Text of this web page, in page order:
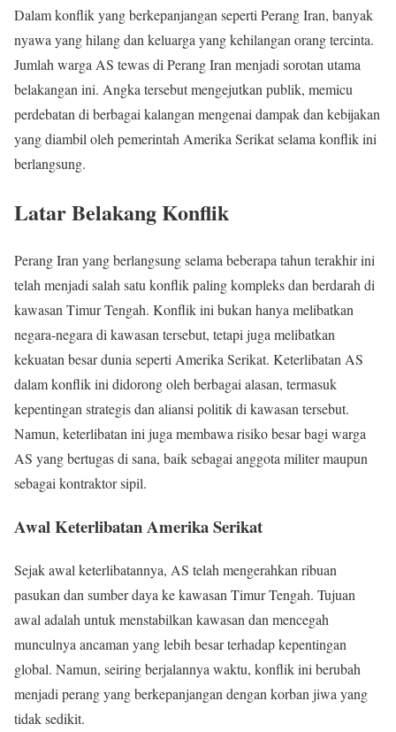
Dalam konflik yang berkepanjangan seperti Perang Iran, banyak
nyawa yang hilang dan keluarga yang kehilangan orang tercinta.
Jumlah warga AS tewas di Perang Iran menjadi sorotan utama
belakangan ini. Angka tersebut mengejutkan publik, memicu
perdebatan di berbagai kalangan mengenai dampak dan kebijakan
yang diambil oleh pemerintah Amerika Serikat selama konflik ini
berlangsung.
Latar Belakang Konflik
Perang Iran yang berlangsung selama beberapa tahun terakhir ini
telah menjadi salah satu konflik paling kompleks dan berdarah di
kawasan Timur Tengah. Konflik ini bukan hanya melibatkan
negara-negara di kawasan tersebut, tetapi juga melibatkan
kekuatan besar dunia seperti Amerika Serikat. Keterlibatan AS
dalam konflik ini didorong oleh berbagai alasan, termasuk
kepentingan strategis dan aliansi politik di kawasan tersebut.
Namun, keterlibatan ini juga membawa risiko besar bagi warga
AS yang bertugas di sana, baik sebagai anggota militer maupun
sebagai kontraktor sipil.
Awal Keterlibatan Amerika Serikat
Sejak awal keterlibatannya, AS telah mengerahkan ribuan
pasukan dan sumber daya ke kawasan Timur Tengah. Tujuan
awal adalah untuk menstabilkan kawasan dan mencegah
munculnya ancaman yang lebih besar terhadap kepentingan
global. Namun, seiring berjalannya waktu, konflik ini berubah
menjadi perang yang berkepanjangan dengan korban jiwa yang
tidak sedikit.